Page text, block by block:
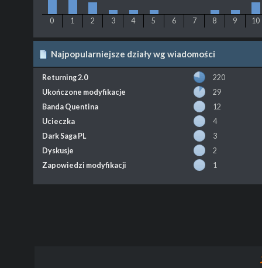
0 1 2 3 4 5 6 7 8 9 10
Najpopularniejsze działy wg wiadomości
Returning 2.0
220
Ukończone modyfikacje
29
Banda Quentina
12
Ucieczka
4
Dark Saga PL
3
Dyskusje
2
Zapowiedzi modyfikacji
1